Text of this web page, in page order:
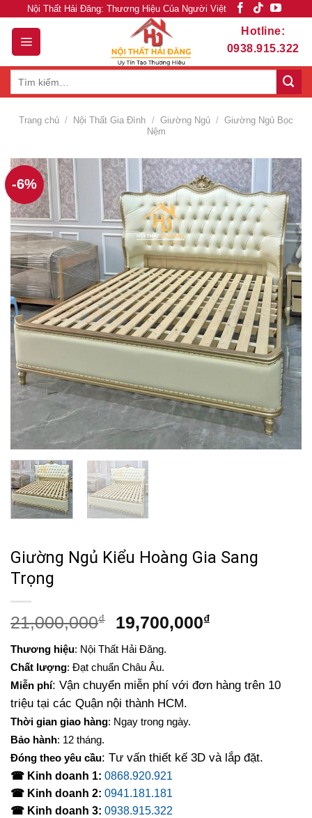
content
Nội Thất Hải Đăng: Thương Hiệu Của Người Việt
Hotline:
0938.915.322
Trang chủ / Nội Thất Gia Đình / Giường Ngủ / Giường Ngủ Bọc
Nệm
-6%
Giường Ngủ Kiểu Hoàng Gia Sang
Trọng
21,000,000₫
Giá
là:
21,000,000₫.
19,700,000₫Giá
19,700,000₫.
Thương hiệu: Nội Thất Hải Đăng.
Chất lượng: Đạt chuẩn Châu Âu.
Miễn phí: Vận chuyển miễn phí với đơn hàng trên 10
triệu tại các Quận nội thành HCM.
Thời gian giao hàng: Ngay trong ngày.
Bảo hành: 12 tháng.
Đóng theo yêu cầu: Tư vấn thiết kế 3D và lắp đặt.
☎ Kinh doanh 1: 0868.920.921
☎ Kinh doanh 2: 0941.181.181
☎ Kinh doanh 3: 0938.915.322